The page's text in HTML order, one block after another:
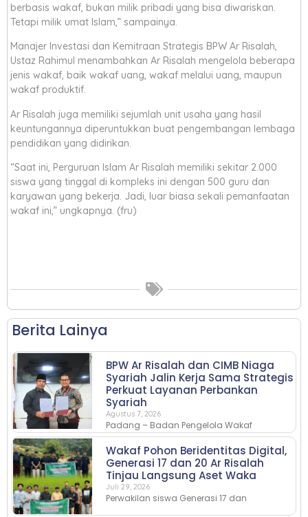
berbasis wakaf, bukan milik pribadi yang bisa diwariskan.
Tetapi milik umat Islam,” sampainya.
Manajer Investasi dan Kemitraan Strategis BPW Ar Risalah,
Ustaz Rahimul menambahkan Ar Risalah mengelola beberapa
jenis wakaf, baik wakaf uang, wakaf melalui uang, maupun
wakaf produktif.
Ar Risalah juga memiliki sejumlah unit usaha yang hasil
keuntungannya diperuntukkan buat pengembangan lembaga
pendidikan yang didirikan.
“Saat ini, Perguruan Islam Ar Risalah memiliki sekitar 2.000
siswa yang tinggal di kompleks ini dengan 500 guru dan
karyawan yang bekerja. Jadi, luar biasa sekali pemanfaatan
wakaf ini,” ungkapnya. (fru)
Berita Lainya
BPW Ar Risalah dan CIMB Niaga
Syariah Jalin Kerja Sama Strategis
Perkuat Layanan Perbankan
Syariah
Agustus 7, 2026
Padang – Badan Pengelola Wakaf
Wakaf Pohon Beridentitas Digital,
Generasi 17 dan 20 Ar Risalah
Tinjau Langsung Aset Waka
Juli 29, 2026
Perwakilan siswa Generasi 17 dan